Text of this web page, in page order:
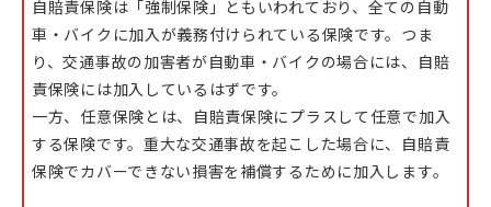
自賠責保険は「強制保険」ともいわれており、全ての自動
車・バイクに加入が義務付けられている保険です。つま
り、交通事故の加害者が自動車・バイクの場合には、自賠
責保険には加入しているはずです。
一方、任意保険とは、自賠責保険にプラスして任意で加入
する保険です。重大な交通事故を起こした場合に、自賠責
保険でカバーできない損害を補償するために加入します。